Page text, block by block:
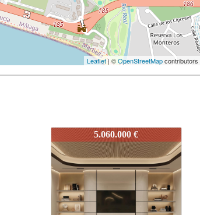
Leaflet| ©OpenStreetMapcontributors
IDEPRRO12.900.000 €